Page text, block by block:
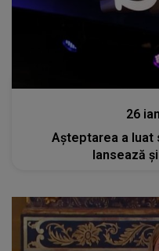
26
Așteptarea a luat
lansează